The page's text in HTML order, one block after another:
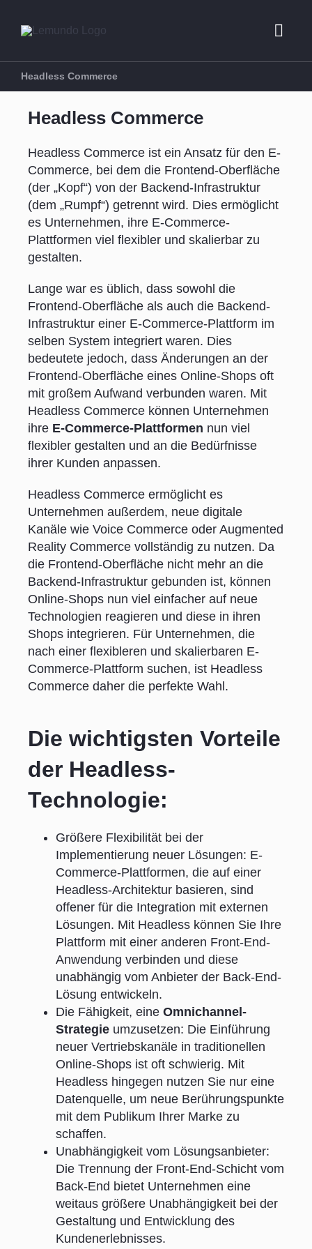
springen
Beratung
E-Commerce
Marketing
Referenzen
Über uns
Headless Commerce
Headless Commerce
Headless Commerce ist ein Ansatz für den E-
Commerce, bei dem die Frontend-Oberfläche
(der „Kopf“) von der Backend-Infrastruktur
(dem „Rumpf“) getrennt wird. Dies ermöglicht
es Unternehmen, ihre E-Commerce-
Plattformen viel flexibler und skalierbar zu
gestalten.
Lange war es üblich, dass sowohl die
Frontend-Oberfläche als auch die Backend-
Infrastruktur einer E-Commerce-Plattform im
selben System integriert waren. Dies
bedeutete jedoch, dass Änderungen an der
Frontend-Oberfläche eines Online-Shops oft
mit großem Aufwand verbunden waren. Mit
Headless Commerce können Unternehmen
ihre E-Commerce-Plattformen nun viel
flexibler gestalten und an die Bedürfnisse
ihrer Kunden anpassen.
Headless Commerce ermöglicht es
Unternehmen außerdem, neue digitale
Kanäle wie Voice Commerce oder Augmented
Reality Commerce vollständig zu nutzen. Da
die Frontend-Oberfläche nicht mehr an die
Backend-Infrastruktur gebunden ist, können
Online-Shops nun viel einfacher auf neue
Technologien reagieren und diese in ihren
Shops integrieren. Für Unternehmen, die
nach einer flexibleren und skalierbaren E-
Commerce-Plattform suchen, ist Headless
Commerce daher die perfekte Wahl.
Die wichtigsten Vorteile
der Headless-
Technologie:
Größere Flexibilität bei der
Implementierung neuer Lösungen: E-
Commerce-Plattformen, die auf einer
Headless-Architektur basieren, sind
offener für die Integration mit externen
Lösungen. Mit Headless können Sie Ihre
Plattform mit einer anderen Front-End-
Anwendung verbinden und diese
unabhängig vom Anbieter der Back-End-
Lösung entwickeln.
Die Fähigkeit, eine Omnichannel-
Strategieumzusetzen: Die Einführung
neuer Vertriebskanäle in traditionellen
Online-Shops ist oft schwierig. Mit
Headless hingegen nutzen Sie nur eine
Datenquelle, um neue Berührungspunkte
mit dem Publikum Ihrer Marke zu
schaffen.
Unabhängigkeit vom Lösungsanbieter:
Die Trennung der Front-End-Schicht vom
Back-End bietet Unternehmen eine
weitaus größere Unabhängigkeit bei der
Gestaltung und Entwicklung des
Kundenerlebnisses.